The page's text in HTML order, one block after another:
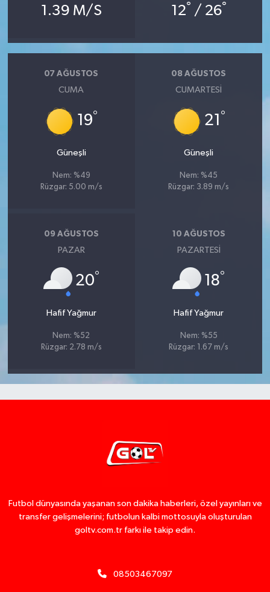
1.39 M/S 12° / 26°
07 AĞUSTOS
CUMA
19°
Güneşli
Nem: %49
Rüzgar: 5.00 m/s
08 AĞUSTOS
CUMARTESI
21 °
Güneşli
Nem: %45
Rüzgar: 3.89 m/s
09 AĞUSTOS
PAZAR
20°
Hafif Yağmur
Nem: %52
Rüzgar: 2.78 m/s
10 AĞUSTOS
PAZARTESI
18°
Hafif Yağmur
Nem: %55
Rüzgar: 1.67 m/s
Futbol dünyasında yaşanan son dakika haberleri, özel yayınları ve
transfer gelişmelerini; futbolun kalbi mottosuyla oluşturulan
goltv.com.tr farkı ile takip edin.
08503467097